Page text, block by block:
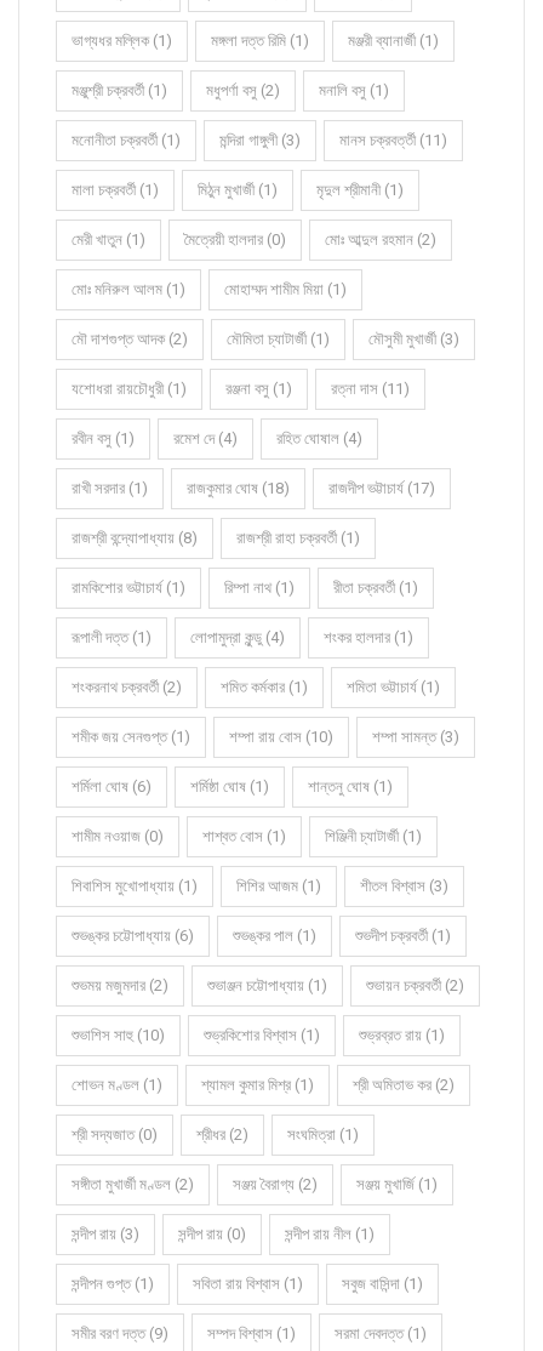
ভাগ্যধর মল্লিক (1) মঙ্গলা দত্ত রিমি (1) মঞ্জরী ব্যানার্জী (1)
মঞ্জুশ্রী চক্রবর্তী (1) মধুপর্ণা বসু (2) মনালি বসু (1)
মনোনীতা চক্রবর্তী (1) মন্দিরা গাঙ্গুলী (3) মানস চক্রবর্ত্তী (11)
মালা চক্রবর্তী (1) মিঠুন মুখার্জী (1) মৃদুল শ্রীমানী (1)
মেরী খাতুন (1) মৈত্রেয়ী হালদার (0) মোঃ আব্দুল রহমান (2)
মোঃ মনিরুল আলম (1) মোহাম্মদ শামীম মিয়া (1)
মৌ দাশগুপ্ত আদক (2) মৌমিতা চ্যাটার্জী (1) মৌসুমী মুখার্জী (3)
যশোধরা রায়চৌধুরী (1) রঞ্জনা বসু (1) রত্না দাস (11)
রবীন বসু (1) রমেশ দে (4) রহিত ঘোষাল (4)
রাখী সরদার (1) রাজকুমার ঘোষ (18) রাজদীপ ভট্টাচার্য (17)
রাজশ্রী বন্দ্যোপাধ্যায় (8) রাজশ্রী রাহা চক্রবর্তী (1)
রামকিশোর ভট্টাচার্য (1) রিম্পা নাথ (1) রীতা চক্রবর্তী (1)
রূপালী দত্ত (1) লোপামুদ্রা কুন্ডু (4) শংকর হালদার (1)
শংকরনাথ চক্রবর্তী (2) শমিত কর্মকার (1) শমিতা ভট্টাচার্য (1)
শমীক জয় সেনগুপ্ত (1) শম্পা রায় বোস (10) শম্পা সামন্ত (3)
শর্মিলা ঘোষ (6) শর্মিষ্ঠা ঘোষ (1) শান্তনু ঘোষ (1)
শামীম নওয়াজ (0) শাশ্বত বোস (1) শিঞ্জিনী চ্যাটার্জী (1)
শিবাশিস মুখোপাধ্যায় (1) শিশির আজম (1) শীতল বিশ্বাস (3)
শুভঙ্কর চট্টোপাধ্যায় (6) শুভঙ্কর পাল (1) শুভদীপ চক্রবর্তী (1)
শুভময় মজুমদার (2) শুভাঞ্জন চট্টোপাধ্যায় (1) শুভায়ন চক্রবর্তী (2)
শুভাশিস সাহু (10) শুভ্রকিশোর বিশ্বাস (1) শুভ্রব্রত রায় (1)
শোভন মণ্ডল (1) শ্যামল কুমার মিশ্র (1) শ্রী অমিতাভ কর (2)
শ্রী সদ্যজাত (0) শ্রীধর (2) সংঘমিত্রা (1)
সঙ্গীতা মুখার্জী মণ্ডল (2) সঞ্জয় বৈরাগ্য (2) সঞ্জয় মুখার্জি (1)
সন্দীপ রায় (3) সন্দীপ রায় (0) সন্দীপ রায় নীল (1)
সন্দীপন গুপ্ত (1) সবিতা রায় বিশ্বাস (1) সবুজ বাসিন্দা (1)
সমীর বরণ দত্ত (9) সম্পদ বিশ্বাস (1) সরমা দেবদত্ত (1)